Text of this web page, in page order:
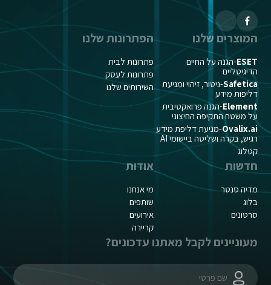
המוצרים שלנו
ESET-הגנה על החיים
הדיגיטליים
Safetica-ניטור, זיהוי ומניעת
דליפות מידע
Element-הגנה פרואקטיבית
על משטח התקיפה החיצוני
Ovalix.ai-מניעת דליפת מידע
רגיש, בקרה ושליטה ביישומי AI
קטלוג
הפתרונות שלנו
פתרונות לבית
פתרונות לעסק
השירותים שלנו
חדשות
מדיה סנטר
בלוג
סרטונים
אודות
מי אנחנו
שותפים
אירועים
קריירה
מעוניינים לקבל מאתנו עדכונים?